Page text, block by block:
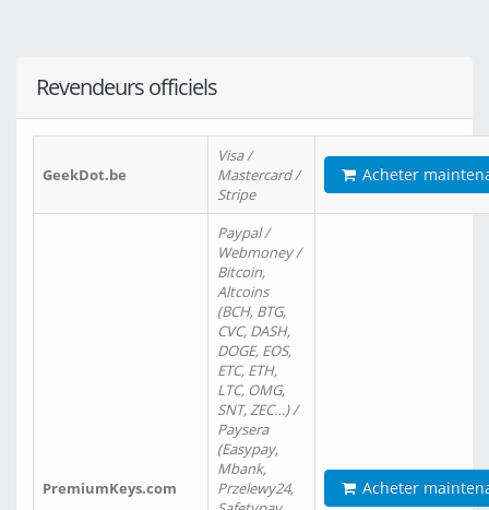
Revendeurs officiels
GeekDot.be
Visa /
Mastercard /
Stripe
Acheter
PremiumKeys.com
Paypal /
Webmoney /
Bitcoin,
Altcoins
(BCH, BTG,
CVC, DASH,
DOGE, EOS,
ETC, ETH,
LTC, OMG,
SNT, ZEC…) /
Paysera
(Easypay,
Mbank,
Przelewy24,
Acheter